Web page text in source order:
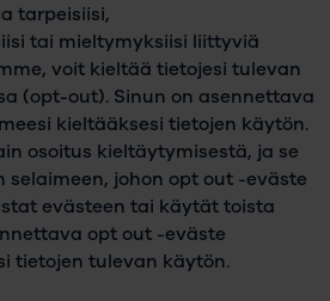
tarpeisiisi,
tai mieltymyksiisi liittyviä
voit kieltää tietojesi tulevan
(opt-out). Sinun on asennettava
kieltääksesi tietojen käytön.
osoitus kieltäytymisestä, ja se
johon opt out -eväste
evästeen tai käytät toista
opt out -eväste
tietojen tulevan käytön.